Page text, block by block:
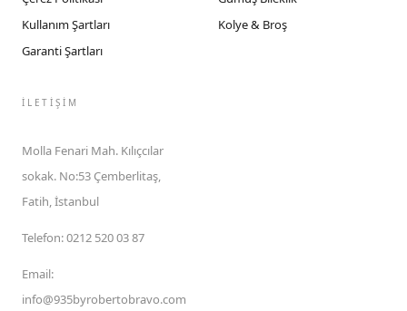
Kullanım Şartları
Garanti Şartları
Kolye & Broş
İLETIŞIM
Molla Fenari Mah. Kılıçcılar
sokak. No:53 Çemberlitaş,
Fatih, İstanbul
Telefon:0212 520 03 87
Email:
info@935byrobertobravo.com